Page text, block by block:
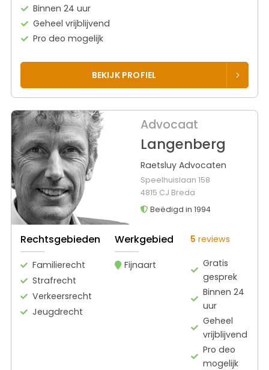
Binnen 24 uur
Geheel vrijblijvend
Pro deo mogelijk
BEKIJK PROFIEL
Advocaat
Langenberg
Raetsluy Advocaten
Speelhuislaan 158
4815 CJ Breda
Beëdigd in 1994
Rechtsgebieden
Familierecht
Strafrecht
Verkeersrecht
Jeugdrecht
Werkgebied
Fijnaart
5 reviews
Gratis
gesprek
Binnen 24
uur
Geheel
vrijblijvend
Pro deo
mogelijk